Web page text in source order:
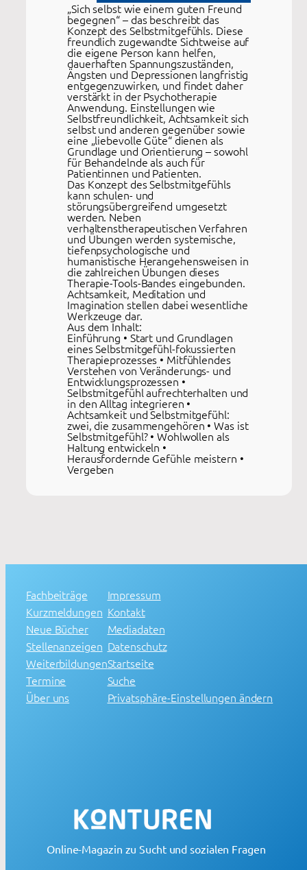
„Sich selbst wie einem guten Freund
begegnen“ – das beschreibt das
Konzept des Selbstmitgefühls. Diese
freundlich zugewandte Sichtweise auf
die eigene Person kann helfen,
dauerhaften Spannungszuständen,
Ängsten und Depressionen langfristig
entgegenzuwirken, und findet daher
verstärkt in der Psychotherapie
Anwendung. Einstellungen wie
Selbstfreundlichkeit, Achtsamkeit sich
selbst und anderen gegenüber sowie
eine „liebevolle Güte“ dienen als
Grundlage und Orientierung – sowohl
für Behandelnde als auch für
Patientinnen und Patienten.
Das Konzept des Selbstmitgefühls
kann schulen- und
störungsübergreifend umgesetzt
werden. Neben
verhaltenstherapeutischen Verfahren
und Übungen werden systemische,
tiefenpsychologische und
humanistische Herangehensweisen in
die zahlreichen Übungen dieses
Therapie-Tools-Bandes eingebunden.
Achtsamkeit, Meditation und
Imagination stellen dabei wesentliche
Werkzeuge dar.
Aus dem Inhalt:
Einführung • Start und Grundlagen
eines Selbstmitgefühl-fokussierten
Therapieprozesses • Mitfühlendes
Verstehen von Veränderungs- und
Entwicklungsprozessen •
Selbstmitgefühl aufrechterhalten und
in den Alltag integrieren •
Achtsamkeit und Selbstmitgefühl:
zwei, die zusammengehören • Was ist
Selbstmitgefühl? • Wohlwollen als
Haltung entwickeln •
Herausfordernde Gefühle meistern •
Vergeben
Fachbeiträge
Kurzmeldungen
Neue Bücher
Stellenanzeigen
Weiterbildungen
Termine
Über uns
Impressum
Kontakt
Mediadaten
Datenschutz
Startseite
Suche
Privatsphäre-Einstellungen ändern
Online-Magazin zu Sucht und sozialen Fragen